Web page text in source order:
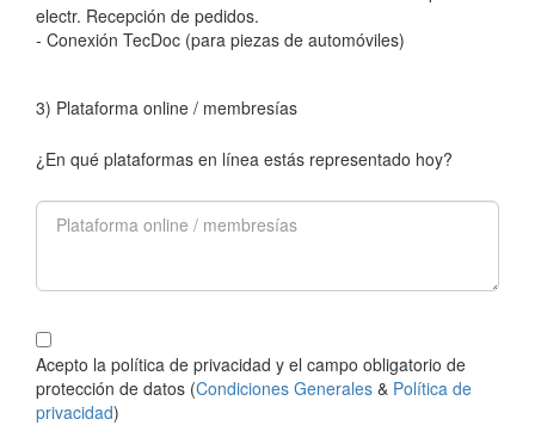
electr. Recepción de pedidos.
- Conexión TecDoc (para piezas de automóviles)
3) Plataforma online / membresías
¿En qué plataformas en línea estás representado hoy?
Acepto la política de privacidad y el campo obligatorio de
protección de datos (Condiciones Generales & Política de
privacidad)